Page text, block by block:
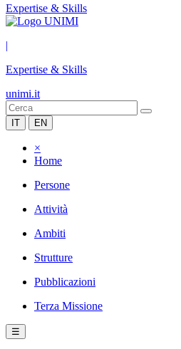
Expertise & Skills
|
Expertise & Skills
unimi.it
IT EN
×
Home
Persone
Attività
Ambiti
Strutture
Pubblicazioni
Terza Missione
☰